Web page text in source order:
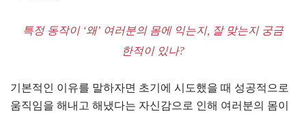
특정 동작이 ‘왜’ 여러분의 몸에 익는지, 잘 맞는지 궁금
한적이 있나?
기본적인 이유를 말하자면 초기에 시도했을 때 성공적으로
움직임을 해내고 해냈다는 자신감으로 인해 여러분의 몸이